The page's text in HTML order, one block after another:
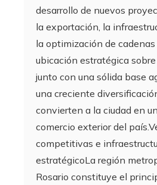
desarrollo de nuevos
la exportación, la
la optimización de cadenas
ubicación estratégica sobre
junto con una sólida base
una creciente
convierten a la ciudad en
comercio exterior del
competitivas e
estratégicoLa región
Rosario constituye el